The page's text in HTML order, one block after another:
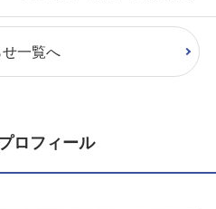
一覧へ
ロフィール